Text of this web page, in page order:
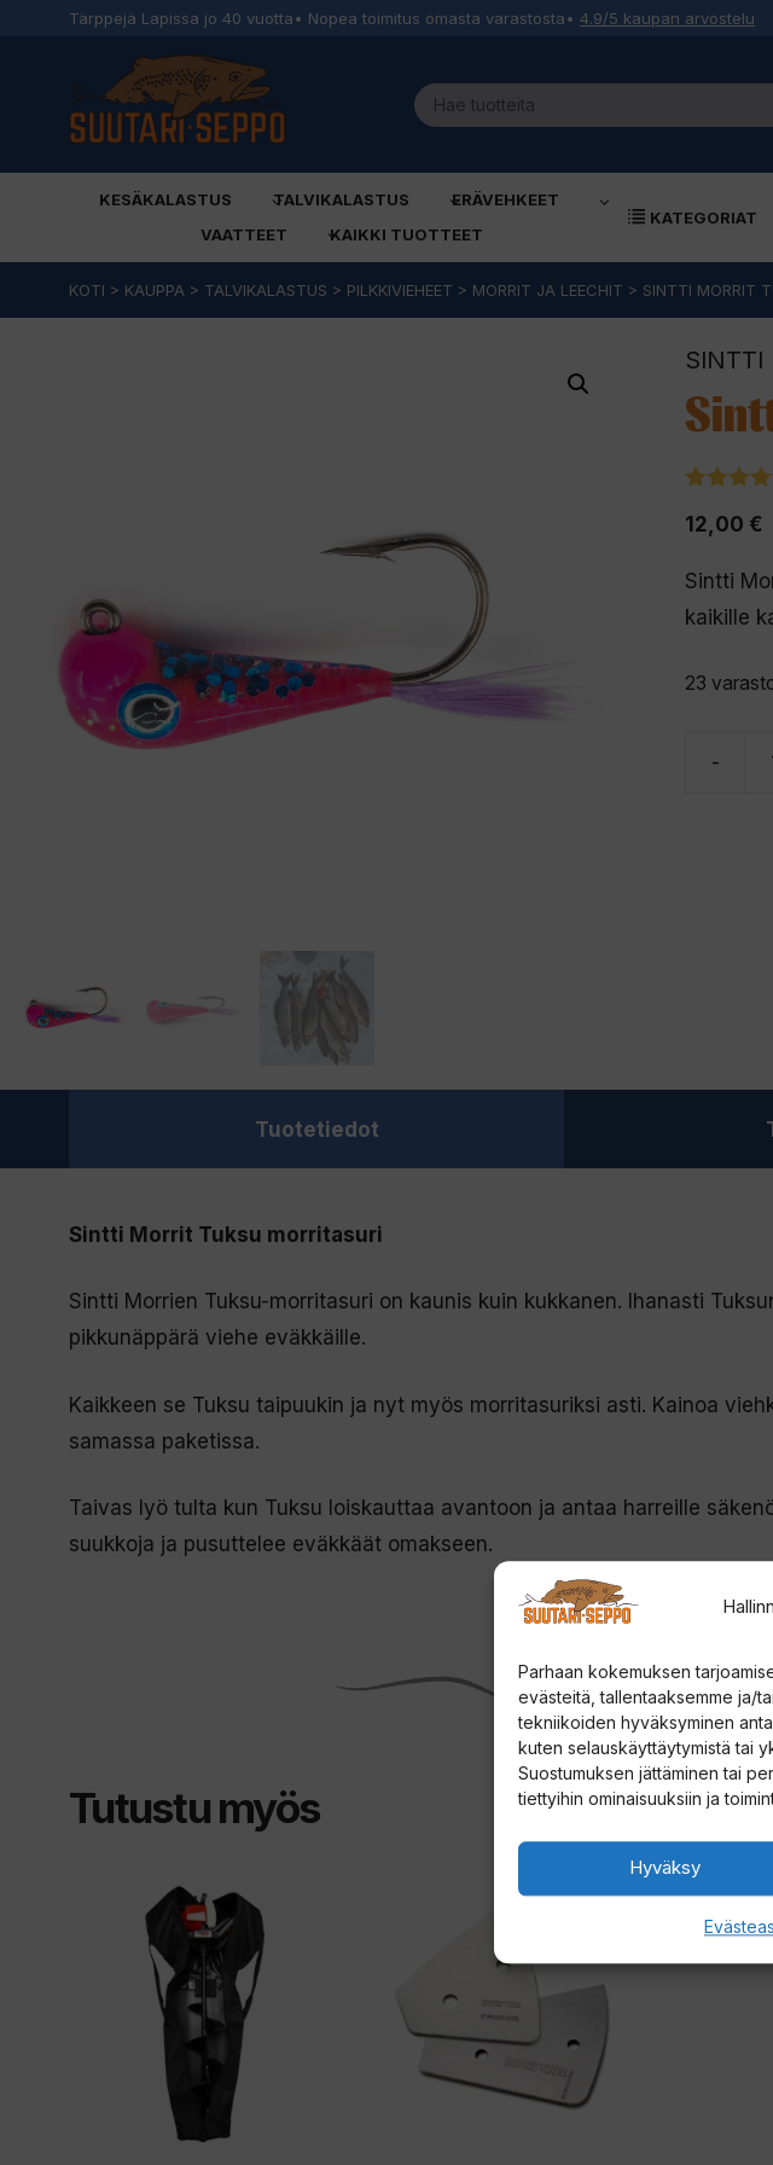
Parhaan kokemuksen
evästeitä, tallentaaksemme ja/
tekniikoiden hyväksyminen
kuten selauskäyttäytymistä tai
Suostumuksen jättäminen tai
tiettyihin ominaisuuksiin ja
Hyväksy
Tärppejä Lapissa jo 40 vuotta• Nopea toimitus omasta varastosta• 4.9/5 kaupan arvostelu
KESÄKALASTUS TALVIKALASTUS
ERÄVEHKEET
VAATTEET
KAIKKI TUOTTEET
KATEGORIAT
sisältöön
KOTI > KAUPPA > TALVIKALASTUS > PILKKIVIEHEET > MORRIT JA LEECHIT > SINTTI MORRIT
SINTTI
5:stä
12,00 €
Sintti
kaikille
23
-
Tuotetiedot
Sintti Morrit Tuksu morritasuri
Sintti Morrien Tuksu-morritasuri on kaunis kuin kukkanen. Ihanasti
pikkunäppärä viehe eväkkäille.
Kaikkeen se Tuksu taipuukin ja nyt myös morritasuriksi asti. Kainoa
samassa paketissa.
Taivas lyö tulta kun Tuksu loiskauttaa avantoon ja antaa harreille
suukkoja ja pusuttelee eväkkäät omakseen.
Tutustu myös
useampi
muunnelma.
Tällä
tuotteella
on